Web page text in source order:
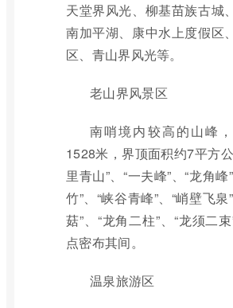
天堂界风光、柳基苗族古城
南加平湖、康中水上度假区
区、青山界风光等。
老山界风景区
南哨境内较高的山峰
1528米，界顶面积约7平方
里青山”、“一夫峰”、“龙角峰
竹”、“峡谷青峰”、“峭壁飞泉
菇”、“龙角二柱”、“龙须二
点密布其间。
温泉旅游区